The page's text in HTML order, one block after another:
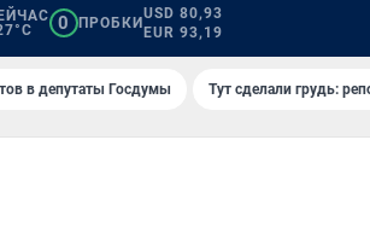
0 ПРОБКИ
USD 80,93
EUR 93,19
в депутаты Госдумы Тут сделали грудь: